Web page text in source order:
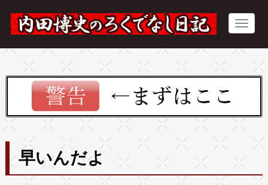
早いんだよ